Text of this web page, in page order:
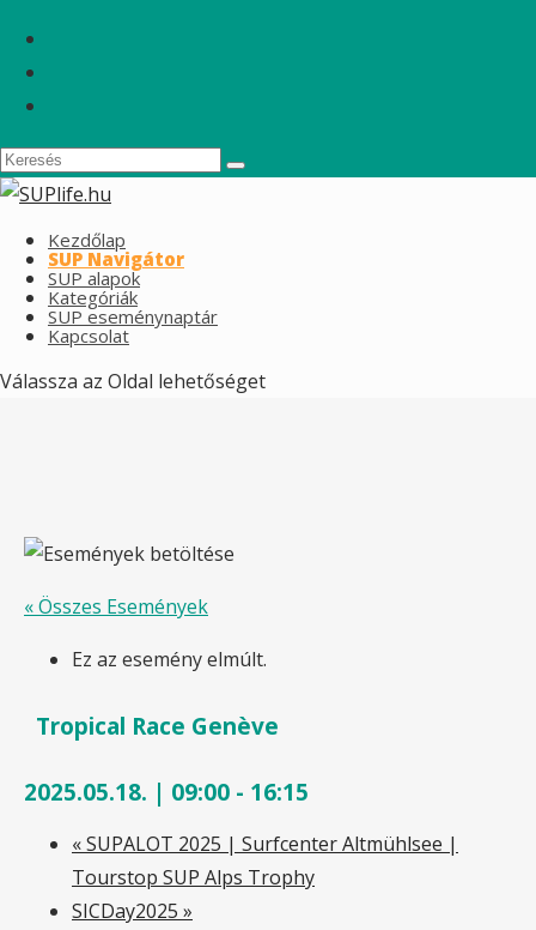
Kezdőlap
SUP Navigátor
SUP alapok
Kategóriák
SUP eseménynaptár
Kapcsolat
Válassza az Oldal lehetőséget
« Összes Események
Ez az esemény elmúlt.
Tropical Race Genève
2025.05.18. | 09:00 - 16:15
«SUPALOT 2025 | Surfcenter Altmühlsee |
Tourstop SUP Alps Trophy
SICDay2025 »